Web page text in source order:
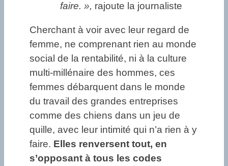
faire. », rajoute la journaliste
Cherchant à voir avec leur regard de
femme, ne comprenant rien au monde
social de la rentabilité, ni à la culture
multi-millénaire des hommes, ces
femmes débarquent dans le monde
du travail des grandes entreprises
comme des chiens dans un jeu de
quille, avec leur intimité qui n’a rien à y
faire. Elles renversent tout, en
s’opposant à tous les codes